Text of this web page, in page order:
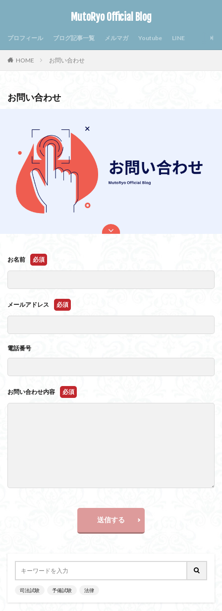
MutoRyo Official Blog
プロフィール ブログ記事一覧 メルマガ Youtube LINE
HOME お問い合わせ
お問い合わせ
お名前 必須
メールアドレス 必須
電話番号
お問い合わせ内容 必須
送信する
司法試験 予備試験 法律